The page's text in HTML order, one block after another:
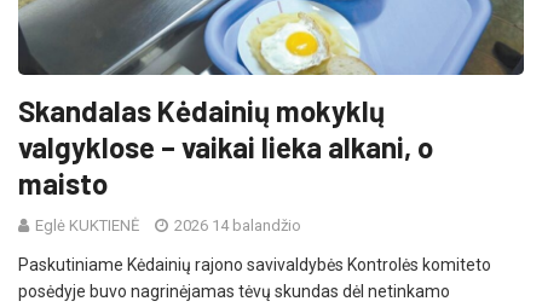
Skandalas Kėdainių mokyklų
valgyklose – vaikai lieka alkani, o
maisto
Eglė KUKTIENĖ 2026 14 balandžio
Paskutiniame Kėdainių rajono savivaldybės Kontrolės komiteto
posėdyje buvo nagrinėjamas tėvų skundas dėl netinkamo